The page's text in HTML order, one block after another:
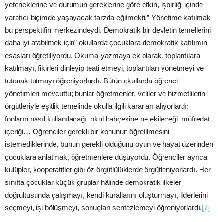
yeteneklerine ve durumun gereklerine göre etkin, işbirliği içinde
yaratıcı biçimde yaşayacak tarzda eğitmekti.” Yönetime katılmak
bu perspektifin merkezindeydi. Demokratik bir devletin temellerini
daha iyi atabilmek için” okullarda çocuklara demokratik katılımın
esasları öğretiliyordu. Okuma-yazmaya ek olarak, toplantılara
katılmayı, fikirleri dinleyip teati etmeyi, toplantıları yönetmeyi ve
tutanak tutmayı öğreniyorlardı. Bütün okullarda öğrenci
yönetimleri mevcuttu; bunlar öğretmenler, veliler ve hizmetlilerin
örgütleriyle eşitlik temelinde okulla ilgili kararları alıyorlardı:
fonların nasıl kullanılacağı, okul bahçesine ne ekileceği, müfredat
içeriği… Öğrenciler gerekli bir konunun öğretilmesini
istemediklerinde, bunun gerekli olduğunu oyun ve hayat üzerinden
çocuklara anlatmak, öğretmenlere düşüyordu. Öğrenciler ayrıca
kulüpler, kooperatifler gibi öz örgütlülüklerde örgütleniyorlardı. Her
sınıfta çocuklar küçük gruplar hâlinde demokratik ilkeler
doğrultusunda çalışmayı, kendi kurallarını oluşturmayı, liderlerini
seçmeyi, işi bölüşmeyi, sonuçları sentezlemeyi öğreniyorlardı.[7]